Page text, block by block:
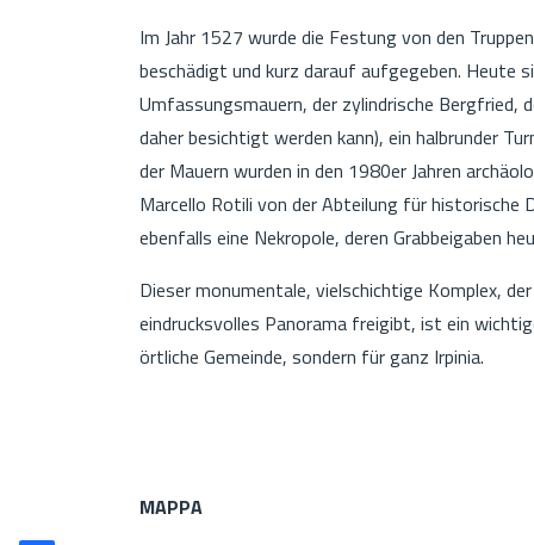
Im Jahr 1527 wurde die Festung von den
beschädigt und kurz darauf aufgegeben. Heute
Umfassungsmauern, der zylindrische Bergfried,
daher besichtigt werden kann), ein halbrunder
der Mauern wurden in den 1980er Jahren
Marcello Rotili von der Abteilung für historische
ebenfalls eine Nekropole, deren Grabbeigaben
Dieser monumentale, vielschichtige Komplex,
eindrucksvolles Panorama freigibt, ist ein
örtliche Gemeinde, sondern für ganz Irpinia.
MAPPA